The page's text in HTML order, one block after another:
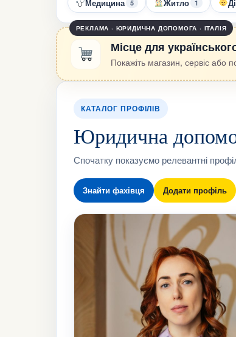
Медицина 5 Житло 1
РЕКЛАМА · ЮРИДИЧНА ДОПОМОГА · ІТАЛІЯ
Місце для
Покажіть магазин, сервіс або
КАТАЛОГ ПРОФІЛІВ
Юридична
Спочатку показуємо релевантні
Знайти фахівця Додати профіль